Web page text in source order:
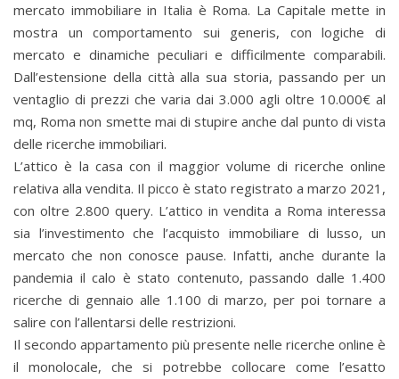
mercato immobiliare in Italia è Roma. La Capitale mette in
mostra un comportamento sui generis, con logiche di
mercato e dinamiche peculiari e difficilmente comparabili.
Dall’estensione della città alla sua storia, passando per un
ventaglio di prezzi che varia dai 3.000 agli oltre 10.000€ al
mq, Roma non smette mai di stupire anche dal punto di vista
delle ricerche immobiliari.
L’attico è la casa con il maggior volume di ricerche online
relativa alla vendita. Il picco è stato registrato a marzo 2021,
con oltre 2.800 query. L’attico in vendita a Roma interessa
sia l’investimento che l’acquisto immobiliare di lusso, un
mercato che non conosce pause. Infatti, anche durante la
pandemia il calo è stato contenuto, passando dalle 1.400
ricerche di gennaio alle 1.100 di marzo, per poi tornare a
salire con l’allentarsi delle restrizioni.
Il secondo appartamento più presente nelle ricerche online è
il monolocale, che si potrebbe collocare come l’esatto